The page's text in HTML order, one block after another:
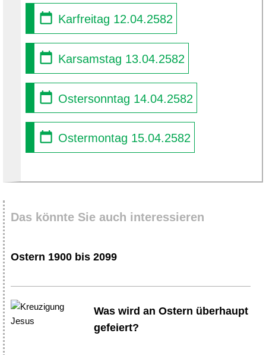
Karfreitag 12.04.2582
Karsamstag 13.04.2582
Ostersonntag 14.04.2582
Ostermontag 15.04.2582
Das könnte Sie auch interessieren
Ostern 1900 bis 2099
Was wird an Ostern überhaupt
gefeiert?